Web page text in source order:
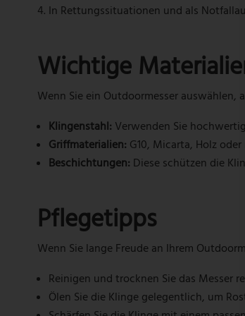
In Rettungssituationen und als
Wichtige
Wenn Sie ein Outdoormesser auswählen,
Klingenstahl: Verwenden Sie
Griffmaterialien: G10, Micarta, Holz
Beschichtungen: Diese schützen die
Pflegetipps
Wenn Sie lange Freude an Ihrem
Reinigen und trocknen Sie das Messer
Ölen Sie die Klinge gelegentlich, um